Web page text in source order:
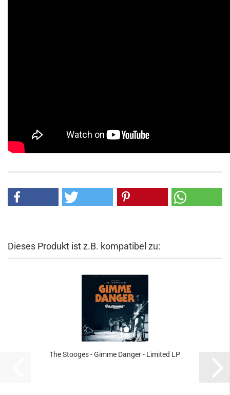
Dieses Produkt ist z.B. kompatibel zu:
The Stooges - Gimme Danger - Limited LP